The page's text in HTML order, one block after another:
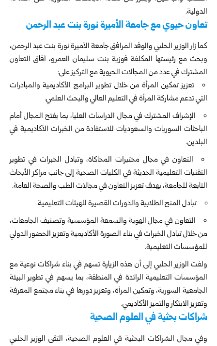
الدولية.
تعاون حيوي مع جامعة الأميرة نورة بنت عبد الرحمن
كما زار الوزير الحلبي والوفد المرافق جامعة الأميرة نورة بنت عبد الرحمن،
وبحث مع رئيستها المكلفة فوزية بنت سليمان العمرو، آفاق التعاون
المشترك في عدد من المجالات الحيوية مع التركيز على:
تعزيز تمكين المرأة من خلال تطوير البرامج الأكاديمية والمبادرات
التي تدعم مشاركة المرأة في التعليم العالي والبحث العلمي.
الإشراف المشترك في مجال الدراسات العليا، بما يفتح المجال أمام
الباحثات السوريات والسعوديات للاستفادة من الخبرات الأكاديمية في
البلدين.
التعاون في مجال مختبرات المحاكاة، وتبادل الخبرات في تطوير
التقنيات التعليمية الحديثة في الكليات الصحية إلى جانب مراكز الأبحاث
التابعة للجامعة، بهدف تعزيز التعاون في مجالات الطب والصحة العامة.
⁠تبادل المنح الطلابية والدورات القصيرة للهيئات التعليمية.
التعاون في مجال الهوية والسمعة المؤسسية وتصنيف الجامعات،
من خلال تبادل الخبرات في بناء الصورة الأكاديمية وتعزيز الحضور الدولي
للمؤسسات التعليمية.
ولفت الوزير الحلبي إلى أن هذه الزيارة تسهم في بناء شراكات نوعية مع
المؤسسات التعليمية الرائدة في المنطقة، بما يسهم في تطوير البيئة
الجامعية السورية، وتمكين المرأة، وتعزيز دورها في بناء مجتمع المعرفة
وتعزيز الابتكار والتميز الأكاديمي.
شراكات بحثية في العلوم الصحية
وفي مجال الشراكات البحثية في العلوم الصحية، التقى الوزير الحلبي